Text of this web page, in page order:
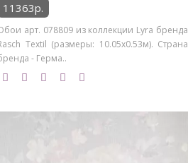
11363р.
арт. 078809 из коллекции Lyra бренда
Textil (размеры: 10.05х0.53м). Страна
- Герма..